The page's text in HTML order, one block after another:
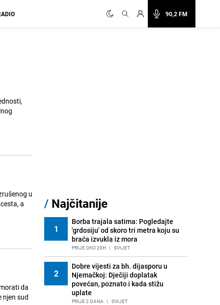
90,2 FM
a
njen sud
/ Najčitanije
1
Borba trajala satima: Pogledajte
'grdosiju' od skoro tri metra koju su
braća izvukla iz mora
PRIJE OKO 20H | SVIJET
2
Dobre vijesti za bh. dijasporu u
Njemačkoj: Dječiji doplatak
povećan, poznato i kada stižu
uplate
PRIJE 2 DANA | SVIJET